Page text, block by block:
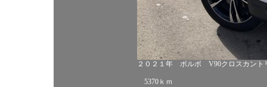
２０２１年 ボルボ V90クロスカン
5370ｋｍ